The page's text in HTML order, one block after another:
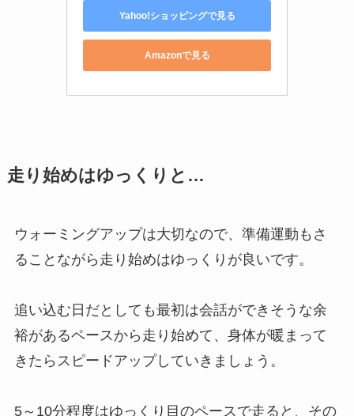
Yahoo!ショッピングで見る
Amazonで見る
走り始めはゆっくりと…
ウォーミングアップは大切なので、準備運動もさ
ることながら走り始めはゆっくりが良いです。
追い込む日だとしても最初は会話ができそうな余
裕があるペースから走り始めて、身体が暖まって
きたらスピードアップしていきましょう。
5～10分程度はゆっくり目のペースで走ると、その